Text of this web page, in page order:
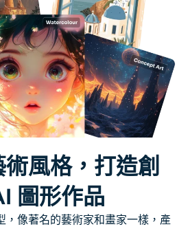
風格，打造創
圖形作品
，像著名的藝術家和畫家一樣，產